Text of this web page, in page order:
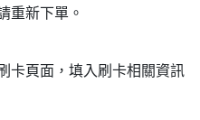
重新下單。
卡頁面，填入刷卡相關資訊